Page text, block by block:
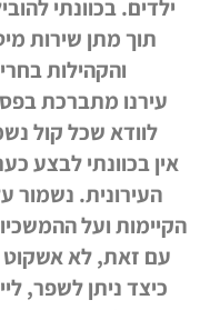
ילדים. בכוונתי
תוך מתן שירות
והקהילות
עירנו מתברכת
לוודא שכל קול
אין בכוונתי לבצע
העירונית. נשמור
הקיימות ועל
עם זאת, לא
כיצד ניתן לשפר,